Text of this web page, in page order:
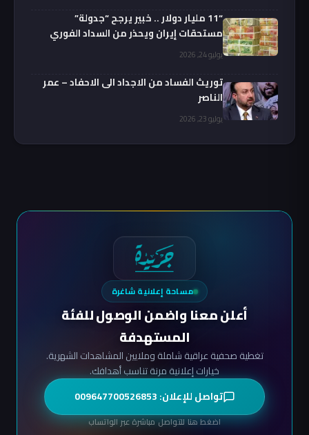
“11 مليار دولار .. خبير يرجح “جدولة”
مستحقات إيران ويحذر من السداد الفوري
يوليو 24, 2026
توريث الفساد من الاجداد الى الاحفاد – عمر
الناصر
يوليو 23, 2026
مساحة إعلانية شاغرة
أعلن معنا واضمن الوصول للفئة
المستهدفة
تغطية صحفية عراقية شاملة وملايين المشاهدات الشهرية.
خيارات إعلانية مرنة تناسب أهدافك.
تواصل للإعلان: 009647700526853
اضغط هنا للتواصل مباشرة عبر الواتساب